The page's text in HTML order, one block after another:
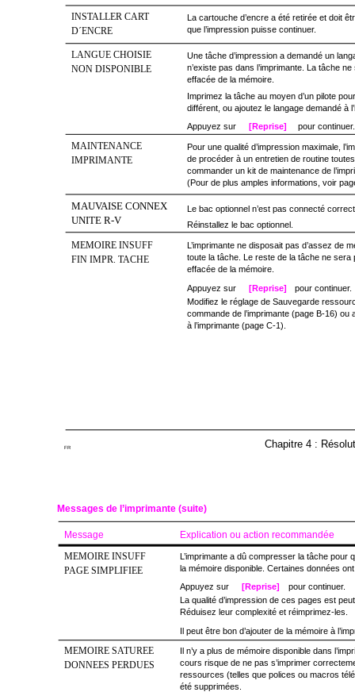
FR Chapitre 4 :
INSTALLER CART
D´ENCRE
La cartouche d’encre a été retirée et doit
que l’impression puisse continuer.
LANGUE CHOISIE
NON DISPONIBLE
Une tâche d’impression a demandé un
n’existe pas dans l’imprimante. La tâche
effacée de la mémoire.
Imprimez la tâche au moyen d’un pilote
différent, ou ajoutez le langage demandé à
Appuyez sur
[Reprise] pour continuer.
MAINTENANCE
IMPRIMANTE
Pour une qualité d’impression maximale,
de procéder à un entretien de routine
commander un kit de maintenance de
(Pour de plus amples informations, voir
MAUVAISE CONNEX
UNITE R-V
Le bac optionnel n’est pas connecté
Réinstallez le bac optionnel.
MEMOIRE INSUFF
FIN IMPR. TACHE
L’imprimante ne disposait pas d’assez de
toute la tâche. Le reste de la tâche ne sera
effacée de la mémoire.
Appuyez sur
[Reprise]
pour continuer.
Modifiez le réglage de Sauvegarde
commande de l’imprimante (page B-16) ou
à l’imprimante (page C-1).
MEMOIRE INSUFF
PAGE SIMPLIFIEE
L’imprimante a dû compresser la tâche pour
la mémoire disponible. Certaines données
Appuyez sur
[Reprise]
pour continuer.
La qualité d’impression de ces pages est
Réduisez leur complexité et réimprimez-les.
Il peut être bon d’ajouter de la mémoire à
MEMOIRE SATUREE
DONNEES PERDUES
Il n’y a plus de mémoire disponible dans
cours risque de ne pas s’imprimer
ressources (telles que polices ou macros
été supprimées.
Messages de l’imprimante (suite)
Message Explication ou action recommandée